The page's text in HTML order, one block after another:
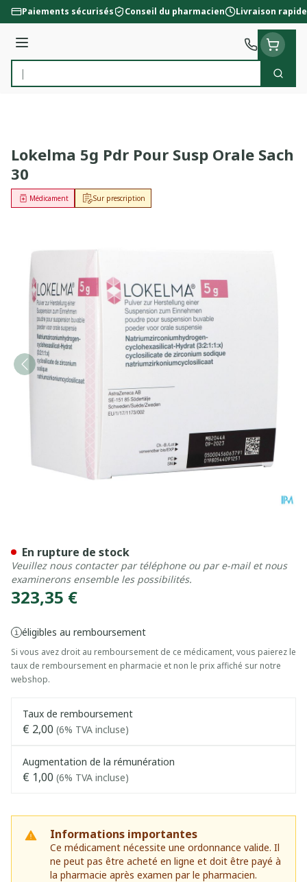
Aller au contenu
Paiements sécurisés Conseil du pharmacien Livraison rapide
Menu
Rechercher
Lokelma 5g Pdr Pour Susp Orale Sach
30
Sur prescription
Médicament
323,35 €
éligibles au remboursement
Si vous avez droit au remboursement de ce médicament, vous paierez le
taux de remboursement en pharmacie et non le prix affiché sur notre
webshop.
Taux de remboursement
€ 2,00 (6% TVA incluse)
Augmentation de la rémunération
€ 1,00 (6% TVA incluse)
Informations importantes
Ce médicament nécessite une ordonnance valide. Il
ne peut pas être acheté en ligne et doit être payé à
la pharmacie après examen par le pharmacien.
En rupture de stock
Veuillez nous contacter par téléphone ou par e-mail et nous
examinerons ensemble les possibilités.